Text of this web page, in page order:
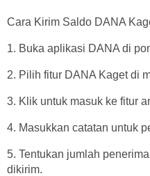
Cara Kirim Saldo DANA
1. Buka aplikasi DANA di
2. Pilih fitur DANA Kaget di
3. Klik untuk masuk ke fitur
4. Masukkan catatan untuk
5. Tentukan jumlah
dikirim.